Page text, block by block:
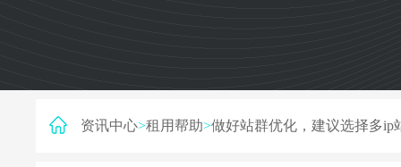
资讯中心>租用帮助>做好站群优化，建议选择多ip